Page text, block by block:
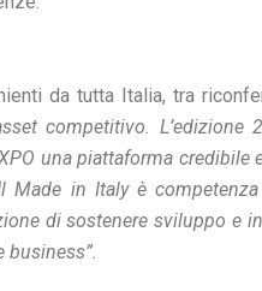
da tutta Italia, tra
competitivo. L’edizione
una piattaforma credibile
Made in Italy è
di sostenere sviluppo e
business”.